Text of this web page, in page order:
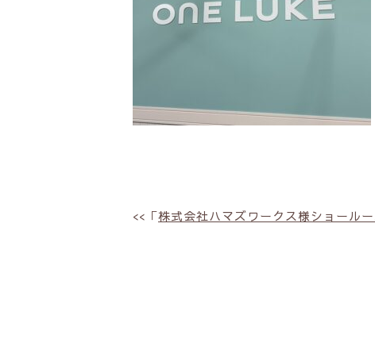
<<「株式会社ハマズワークス様ショールー